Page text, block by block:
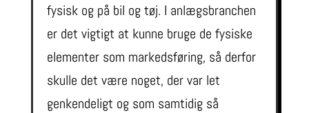
fysisk og på bil og tøj. I anlægsbranchen
er det vigtigt at kunne bruge de fysiske
elementer som markedsføring, så derfor
skulle det være noget, der var let
genkendeligt og som samtidig så